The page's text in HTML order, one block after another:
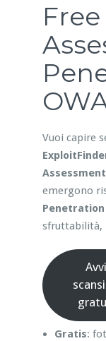
Vuoi capire
emergono
Penetration
sfruttabilità,
Gratis: